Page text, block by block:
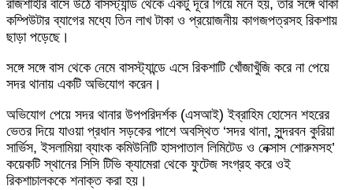
রাজশাহীর বাসে উঠে বাসস্ট্যান্ড থেকে একটু দূরে গিয়ে মনে হয়, তার সঙ্গে থাকা
কম্পিউটার ব্যাগের মধ্যে তিন লাখ টাকা ও প্রয়োজনীয় কাগজপত্রসহ রিকশায়
ছাড়া পড়েছে।
সঙ্গে সঙ্গে বাস থেকে নেমে বাসস্ট্যান্ডে এসে রিকশাটি খোঁজাখুঁজি করে না পেয়ে
সদর থানায় একটি অভিযোগ করেন।
অভিযোগ পেয়ে সদর থানার উপপরিদর্শক (এসআই) ইব্রাহিম হোসেন শহরের
ভেতর দিয়ে যাওয়া প্রধান সড়কের পাশে অবস্থিত ‘সদর থানা, সুন্দরবন কুরিয়া
সার্ভিস, ইসলামিয়া ব্যাংক কমিউনিটি হাসপাতাল লিমিটেড ও নেক্সাস শোরুমসহ’
কয়েকটি স্থানের সিসি টিভি ক্যামেরা থেকে ফুটেজ সংগ্রহ করে ওই
রিকশাচালককে শনাক্ত করা হয়।